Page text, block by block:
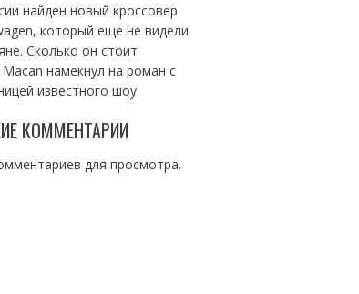
найден новый кроссовер
который еще не видели
Сколько он стоит
Macan намекнул на роман с
известного шоу
КОММЕНТАРИИ
для просмотра.